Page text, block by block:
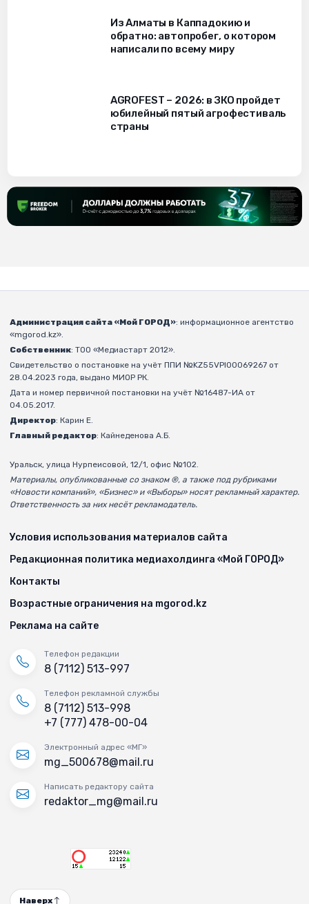
Из Алматы в Каппадокию и
обратно: автопробег, о котором
написали по всему миру
AGROFEST – 2026: в ЗКО пройдет
юбилейный пятый агрофестиваль
страны
Администрация сайта «Мой ГОРОД»: информационное агентство
«mgorod.kz».
Собственник: ТОО «Медиастарт 2012».
Свидетельство о постановке на учёт ППИ №KZ55VPI00069267 от
28.04.2023 года, выдано МИОР РК.
Дата и номер первичной постановки на учёт №16487-ИА от
04.05.2017.
Директор: Карин Е.
Главный редактор: Кайнеденова А.Б.
Уральск, улица Нурпеисовой, 12/1, офис №102.
Материалы, опубликованные со знаком ®, а также под рубриками
«Новости компаний», «Бизнес» и «Выборы» носят рекламный характер.
Ответственность за них несёт рекламодатель.
Условия использования материалов сайта
Редакционная политика медиахолдинга «Мой ГОРОД»
Контакты
Возрастные ограничения на mgorod.kz
Реклама на сайте
Телефон редакции
8 (7112) 513-997
Телефон рекламной службы
8 (7112) 513-998
+7 (777) 478-00-04
Электронный адрес «МГ»
mg_500678@mail.ru
Написать редактору сайта
redaktor_mg@mail.ru
Наверх